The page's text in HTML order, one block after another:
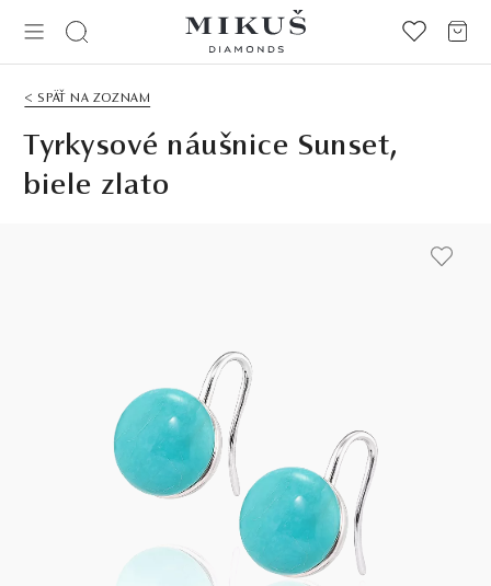
< SPÄŤ NA ZOZNAM
Tyrkysové náušnice Sunset,
biele zlato